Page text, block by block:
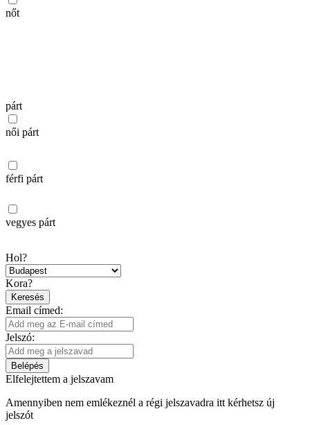
nőt
párt
női párt
férfi párt
vegyes párt
Hol?
Kora?
Keresés
Email címed:
Jelszó:
Belépés
Elfelejtettem a jelszavam
Amennyiben nem emlékeznél a régi jelszavadra itt kérhetsz új
jelszót